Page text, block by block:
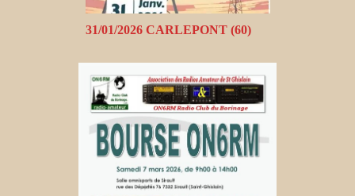
31/01/2026 CARLEPONT (60)